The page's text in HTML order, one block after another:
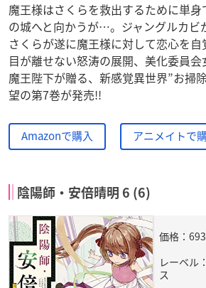
魔王様はさくらを救出するために単
の城へと向かうが…。ジャングルカビ
さくらが遂に魔王様に対して恋心を
目が離せない怒涛の展開、美化委員
魔王陛下が贈る、新感覚異世界”お掃
望の第7巻が発売!!
Amazonで購入 アニメイトで
陰陽師・安倍晴明 6 (6)
価格：
レーベル
ス